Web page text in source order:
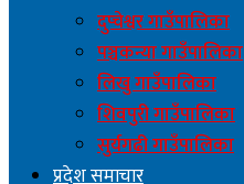
दुप्चेश्वर गाउँपालिका
पञ्चकन्या गाउँपालिका
लिखु गाउँपालिका
शिवपुरी गाउँपालिका
सुर्यगढी गाउँपालिका
प्रदेश समाचार